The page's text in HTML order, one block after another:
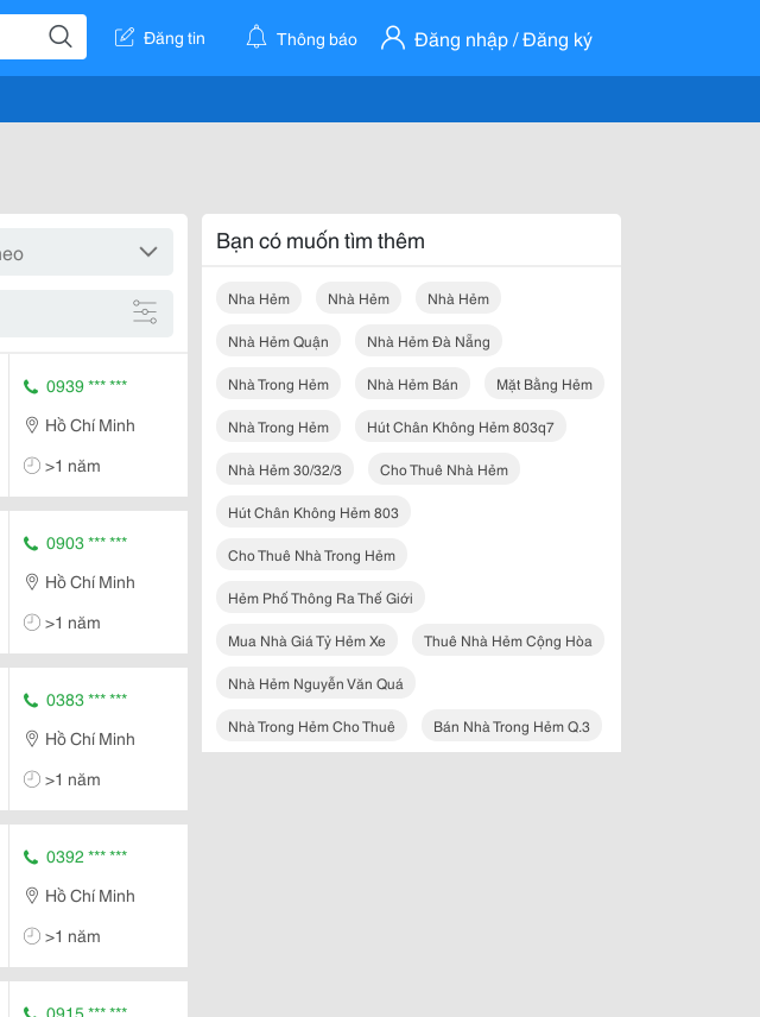
Đăng tin Thông báo Đăng nhập / Đăng ký
0939 *** ***
Hồ Chí Minh
>1 năm
0903 *** ***
Hồ Chí Minh
>1 năm
0383 *** ***
Hồ Chí Minh
>1 năm
0392 *** ***
Hồ Chí Minh
>1 năm
0915 *** ***
Bạn có muốn tìm thêm
Nha Hẻm Nhà Hẻm Nhà Hẻm
Nhà Hẻm Quận Nhà Hẻm Đà Nẵng
Nhà Trong Hẻm Nhà Hẻm Bán Mặt Bằng Hẻm
Nhà Trong Hẻm Hút Chân Không Hẻm 803q7
Nhà Hẻm 30/32/3 Cho Thuê Nhà Hẻm
Hút Chân Không Hẻm 803
Cho Thuê Nhà Trong Hẻm
Hẻm Phố Thông Ra Thế Giới
Mua Nhà Giá Tỷ Hẻm Xe Thuê Nhà Hẻm Cộng Hòa
Nhà Hẻm Nguyễn Văn Quá
Nhà Trong Hẻm Cho Thuê Bán Nhà Trong Hẻm Q.3